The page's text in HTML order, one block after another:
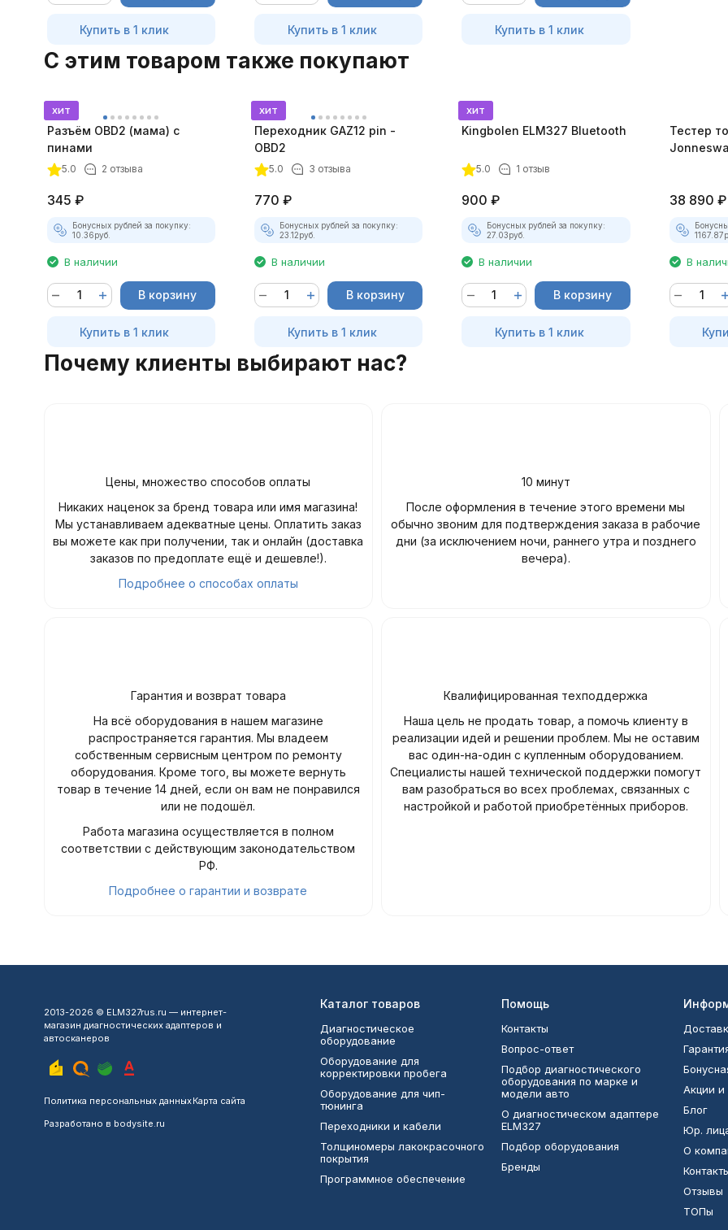
Купить в 1 клик Купить в 1 клик Купить в 1 клик
C этим товаром также покупают
хит
Разъём OBD2 (мама) с
пинами
5.0 2 отзыва
345 ₽
Бонусных рублей за покупку:
10.36руб.
В наличии
В корзину
Купить в 1 клик
хит
Переходник GAZ12 pin -
OBD2
5.0 3 отзыва
770 ₽
Бонусных рублей за покупку:
23.12руб.
В наличии
В корзину
Купить в 1 клик
хит
Kingbolen ELM327 Bluetooth
5.0 1 отзыв
900 ₽
Бонусных рублей за покупку:
27.03руб.
В наличии
В корзину
Купить в 1 клик
Тестер
38 890 ₽
1167.87
В
Почему клиенты выбирают нас?
Цены, множество способов оплаты
Никаких наценок за бренд товара или имя магазина!
Мы устанавливаем адекватные цены. Оплатить заказ
вы можете как при получении, так и онлайн (доставка
заказов по предоплате ещё и дешевле!).
Подробнее о способах оплаты
10 минут
После оформления в течение этого времени мы
обычно звоним для подтверждения заказа в рабочие
дни (за исключением ночи, раннего утра и позднего
вечера).
Гарантия и возврат товара
На всё оборудования в нашем магазине
распространяется гарантия. Мы владеем
собственным сервисным центром по ремонту
оборудования. Кроме того, вы можете вернуть
товар в течение 14 дней, если он вам не понравился
или не подошёл.
Работа магазина осуществляется в полном
соответствии с действующим законодательством
РФ.
Подробнее о гарантии и возврате
Квалифицированная техподдержка
Наша цель не продать товар, а помочь клиенту в
реализации идей и решении проблем. Мы не оставим
вас один-на-один с купленным оборудованием.
Специалисты нашей технической поддержки помогут
вам разобраться во всех проблемах, связанных с
настройкой и работой приобретённых приборов.
2013-2026 © ELM327rus.ru — интернет-
магазин диагностических адаптеров и
автосканеров
Политика персональных данныхКарта сайта
Разработано в bodysite.ru
Каталог товаров
Диагностическое
оборудование
Оборудование для
корректировки пробега
Оборудование для чип-
тюнинга
Переходники и кабели
Толщиномеры лакокрасочного
покрытия
Программное обеспечение
Помощь
Контакты
Вопрос-ответ
Подбор диагностического
оборудования по марке и
модели авто
О диагностическом адаптере
ELM327
Подбор оборудования
Бренды
Акции и
Блог
Юр.
О
Отзывы
ТОПы